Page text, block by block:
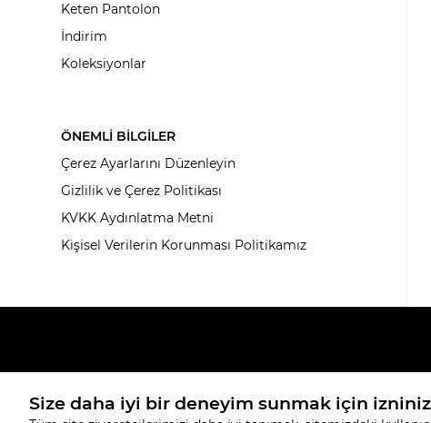
Keten Pantolon
İndirim
Koleksiyonlar
ÖNEMLİ BİLGİLER
Çerez Ayarlarını Düzenleyin
Gizlilik ve Çerez Politikası
KVKK Aydınlatma Metni
Kişisel Verilerin Korunması Politikamız